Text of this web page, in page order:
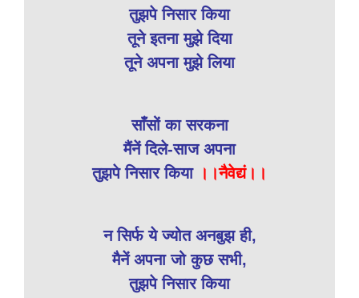
तुझपे निसार किया
तूने इतना मुझे दिया
तूने अपना मुझे लिया
साँसों का सरकना
मैंनें दिले-साज अपना
तुझपे निसार किया ।।नैवेद्यं।।
न सिर्फ ये ज्योत अनबुझ ही,
मैनें अपना जो कुछ सभी,
तुझपे निसार किया